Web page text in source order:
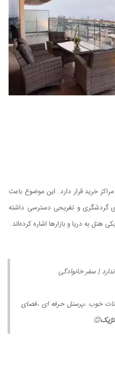
خرید قرار دارد. این موضوع باعث
گردشگری و تفریحی دسترسی داشته
هتل به دریا و بازارها اشاره کرده‌اند.
| سفر خانوادگی
خوب ،پرسنل حرفه ای ،فضای
😊